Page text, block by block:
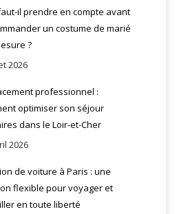
il prendre en compte avant
un costume de marié
?
2026
professionnel :
optimiser son séjour
dans le Loir-et-Cher
2026
de voiture à Paris : une
flexible pour voyager et
en toute liberté